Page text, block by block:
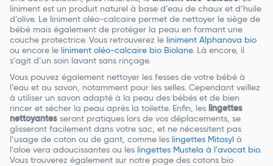
liniment est un produit naturel à base d’eau de chaux et d’huile
d’olive. Le liniment oléo-calcaire permet de nettoyer le siège de
bébé mais également de protéger la peau en formant une
couche protectrice. Vous retrouverez le liniment Alphanova bio
ou encore le liniment oléo-calcaire bio Biolane. Là encore, il
s’agit d’un soin lavant sans rinçage.
Vous pouvez également nettoyer les fesses de votre bébé à
l’eau et au savon, notamment pour les selles. Cependant veillez
à utiliser un savon adapté à la peau des bébés et de bien
rincer et sécher la peau après la toilette. Enfin, les lingettes
nettoyantes seront pratiques lors de vos déplacements, se
glisseront facilement dans votre sac, et ne nécessitent pas
l’usage de coton ou de gant, comme les lingettes Mitosyl à
l’aloe vera adoucissantes ou les lingettes Mustela à l’avocat bio.
Vous trouverez également sur notre page des cotons bio